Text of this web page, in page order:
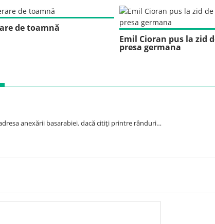
de toamnă
Emil Cioran pus la zid
presa germana
anexării basarabiei. dacă citiţi printre rânduri…